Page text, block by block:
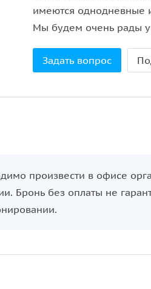
имеются однодневные
Мы будем очень рады
Задать вопрос
произвести в офисе
Бронь без оплаты не